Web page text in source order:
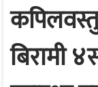
बिरामी